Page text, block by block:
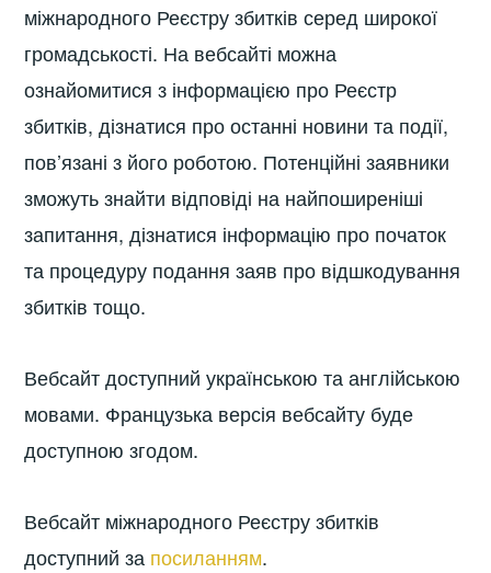
міжнародного Реєстру збитків серед широкої
громадськості. На вебсайті можна
ознайомитися з інформацією про Реєстр
збитків, дізнатися про останні новини та події,
пов’язані з його роботою. Потенційні заявники
зможуть знайти відповіді на найпоширеніші
запитання, дізнатися інформацію про початок
та процедуру подання заяв про відшкодування
збитків тощо.
Вебсайт доступний українською та англійською
мовами. Французька версія вебсайту буде
доступною згодом.
Вебсайт міжнародного Реєстру збитків
доступний за посиланням.